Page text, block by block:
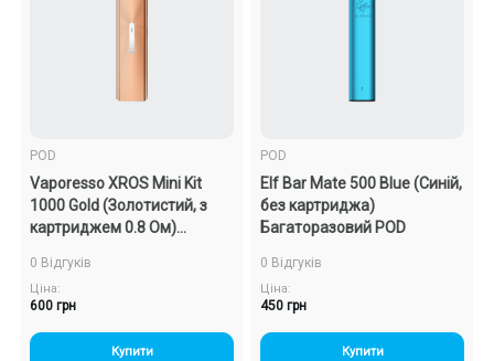
POD
Vaporesso XROS Mini Kit
1000 Gold (Золотистий, з
картриджем 0.8 Ом)
0 Відгуків
Ціна:
600 грн
Купити
POD
Elf Bar Mate 500 Blue (Синій,
без картриджа)
Багаторазовий POD
0 Відгуків
Ціна:
450 грн
Купити